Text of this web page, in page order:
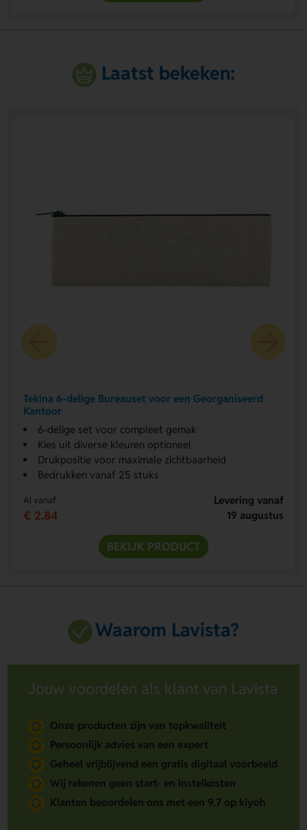
Laatst bekeken:
Tekina 6-delige Bureauset voor een Georganiseerd
Kantoor
6-delige set voor compleet gemak
Kies uit diverse kleuren optioneel
Drukpositie voor maximale zichtbaarheid
Bedrukken vanaf 25 stuks
Al vanaf
€ 2,84
Levering vanaf
19 augustus
BEKIJK PRODUCT
Waarom Lavista?
Jouw voordelen als klant van Lavista
Onze producten zijn van topkwaliteit
Persoonlijk advies van een expert
Geheel vrijblijvend een gratis digitaal voorbeeld
Wij rekenen geen start- en instelkosten
Klanten beoordelen ons met een 9.7 op kiyoh